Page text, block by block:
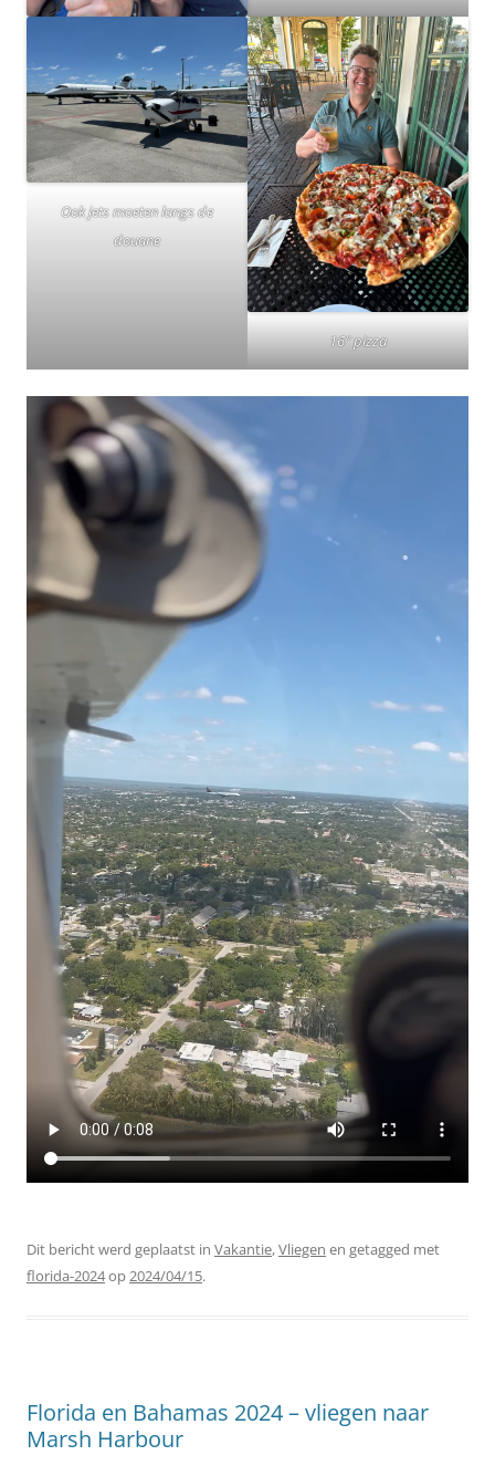
Ook jets moeten langs de
douane
16″ pizza
Dit bericht werd geplaatst in Vakantie,Vliegen en getagged met
florida-2024op2024/04/15.
Florida en Bahamas 2024 – vliegen naar
Marsh Harbour